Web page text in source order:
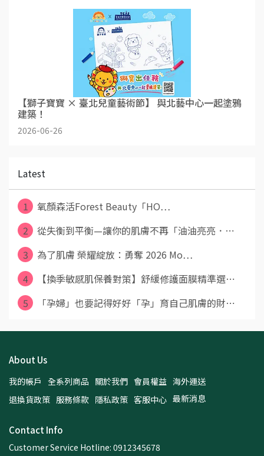
【獅子寶寶 × 臺北兒童藝術節】 與北藝中心一起塗鴉
建築！
2026-06-26
Latest
1
氧顏森活Forest Beauty「HO⋯
2
從失衡到平衡—讓你的肌膚不再「油油亮亮．⋯
3
為了肌膚 榮耀綻放：勇奪 2026 Mo⋯
4
【換季敏感肌保養對策】舒緩修護面膜精準選⋯
5
「孕婦」也要記得好好「孕」育自己肌膚的財⋯
About Us
我的帳戶 全系列商品 關於我們 會員權益 海外運送
退換貨政策 服務條款 隱私政策 客服中心 最新消息
Contact Info
Customer Service Hotline: 0912345678